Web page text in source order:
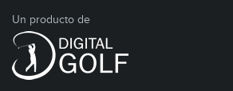
Un producto de